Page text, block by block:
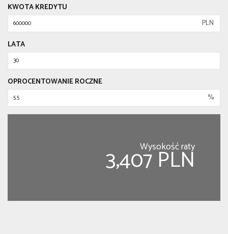
KWOTA KREDYTU
PLN
LATA
OPROCENTOWANIE ROCZNE
%
Wysokość raty
3,407 PLN